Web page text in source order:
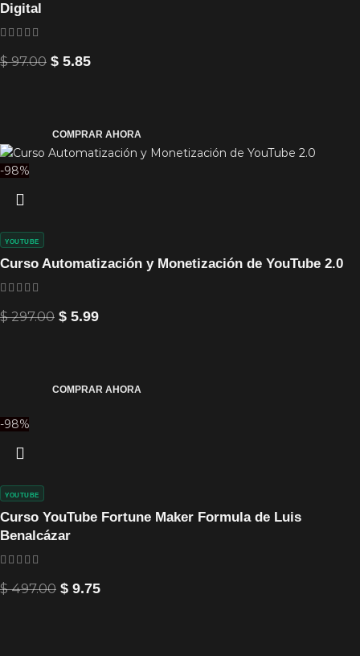
Digital
$97.00 $ 5.85
COMPRAR AHORA
-98%
Curso Automatización y Monetización de YouTube 2.0
YOUTUBE
$297.00 $ 5.99
COMPRAR AHORA
-98%
Curso YouTube Fortune Maker Formula de Luis
Benalcázar
YOUTUBE
$497.00 $ 9.75